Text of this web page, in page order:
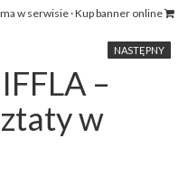
w serwisie · Kup banner online
NASTĘPNY
–
w